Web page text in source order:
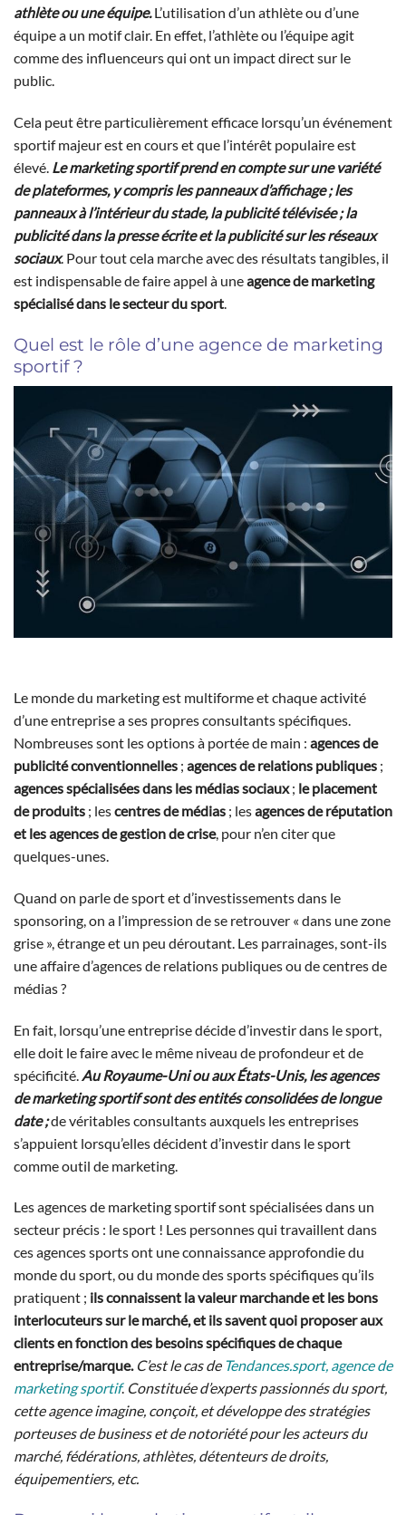
athlète ou une équipe.L’utilisation d’un athlète ou d’une
équipe a un motif clair. En effet, l’athlète ou l’équipe agit
comme des influenceurs qui ont un impact direct sur le
public.
Cela peut être particulièrement efficace lorsqu’un événement
sportif majeur est en cours et que l’intérêt populaire est
élevé. Le marketing sportif prend en compte sur une variété
de plateformes, y compris les panneaux d’affichage ; les
panneaux à l’intérieur du stade, la publicité télévisée ; la
publicité dans la presse écrite et la publicité sur les réseaux
sociaux. Pour tout cela marche avec des résultats tangibles, il
est indispensable de faire appel à uneagence de marketing
spécialisé dans le secteur du sport.
Quel est le rôle d’une agence de marketing
sportif ?
Le monde du marketing est multiforme et chaque activité
d’une entreprise a ses propres consultants spécifiques.
Nombreuses sont les options à portée de main : agences de
publicité conventionnelles ; agences de relations publiques ;
agences spécialisées dans les médias sociaux; le placement
de produits ; lescentres de médias ; lesagences de réputation
et les agences de gestion de crise, pour n’en citer que
quelques-unes.
Quand on parle de sport et d’investissements dans le
sponsoring, on a l’impression de se retrouver « dans une zone
grise », étrange et un peu déroutant. Les parrainages, sont-ils
une affaire d’agences de relations publiques ou de centres de
médias ?
En fait, lorsqu’une entreprise décide d’investir dans le sport,
elle doit le faire avec le même niveau de profondeur et de
spécificité. Au Royaume-Uni ou aux États-Unis, les agences
de marketing sportif sont des entités consolidées de longue
date ;de véritables consultants auxquels les entreprises
s’appuient lorsqu’elles décident d’investir dans le sport
comme outil de marketing.
Les agences de marketing sportif sont spécialisées dans un
secteur précis : le sport ! Les personnes qui travaillent dans
ces agences sports ont une connaissance approfondie du
monde du sport, ou du monde des sports spécifiques qu’ils
pratiquent ; ils connaissent la valeur marchande et les bons
interlocuteurs sur le marché, et ils savent quoi proposer aux
clients en fonction des besoins spécifiques de chaque
entreprise/marque. C’est le cas de Tendances.sport, agence de
marketing sportif. Constituée d’experts passionnés du sport,
cette agence imagine, conçoit, et développe des stratégies
porteuses de business et de notoriété pour les acteurs du
marché, fédérations, athlètes, détenteurs de droits,
équipementiers, etc.